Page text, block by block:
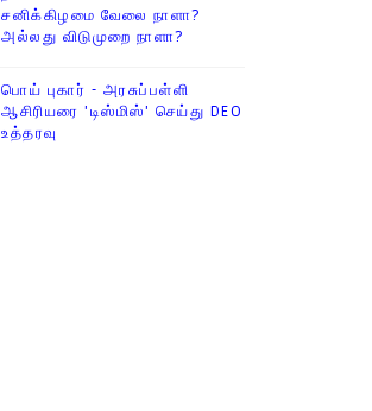
சனிக்கிழமை வேலை நாளா?
அல்லது விடுமுறை நாளா?
பொய் புகார் - அரசுப்பள்ளி
ஆசிரியரை 'டிஸ்மிஸ்' செய்து DEO
உத்தரவு